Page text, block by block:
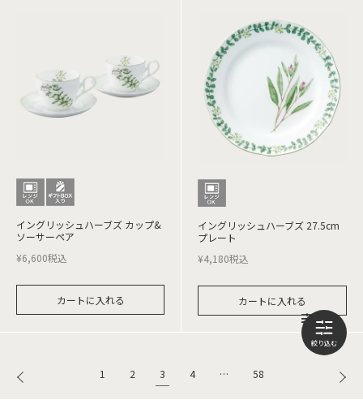
イングリッシュハーブズ カップ&
ソーサーペア
¥6,600税込
カートに入れる
イングリッシュハーブズ 27.5cm
プレート
¥4,180税込
カートに入れる
1 2 3 4 … 58